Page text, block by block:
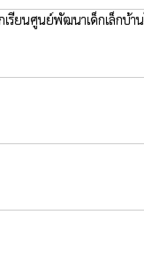
นักเรียนศูนย์พัฒนาเด็ก